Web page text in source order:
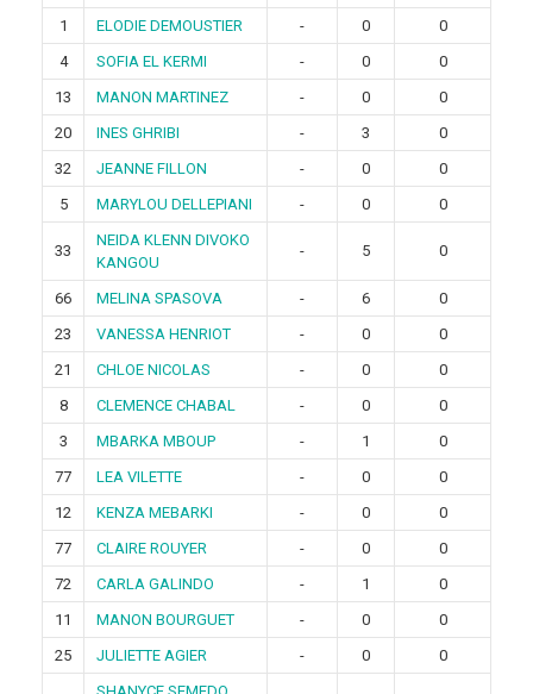
1
ELODIE DEMOUSTIER - 0
0
4
SOFIA EL KERMI - 0
0
13
MANON MARTINEZ - 0
0
20
INES GHRIBI - 3
0
32
JEANNE FILLON - 0
0
5
MARYLOU DELLEPIANI - 0 0
33
NEIDA KLENN DIVOKO
KANGOU
- 5 0
66 MELINA SPASOVA - 6
0
23
VANESSA HENRIOT - 0
0
21
CHLOE NICOLAS - 0
0
8
CLEMENCE CHABAL - 0
0
3
MBARKA MBOUP - 1
0
77
LEA VILETTE - 0
0
12
KENZA MEBARKI - 0
0
77
CLAIRE ROUYER - 0
0
72
CARLA GALINDO - 1
0
11
MANON BOURGUET - 0
0
25
JULIETTE AGIER - 0 0